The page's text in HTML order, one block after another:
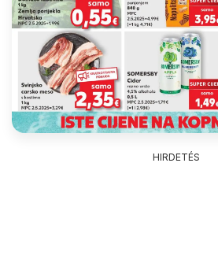
HIRDETÉS